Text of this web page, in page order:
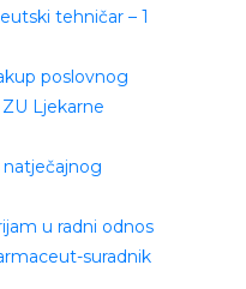
tehničar – 1
poslovnog
Ljekarne
u radni odnos
suradnik